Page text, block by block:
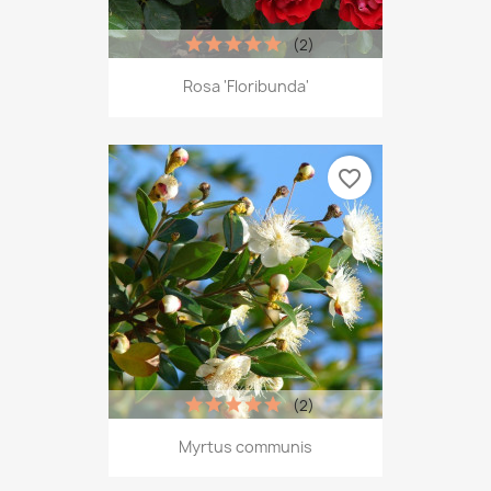
Rosa 'Floribunda'
(2)
Myrtus communis
(2)
favorite_border